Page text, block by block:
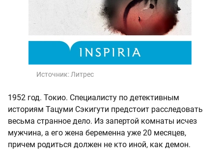
Источник: Литрес
1952 год. Токио. Специалисту по детективным
историям Тацуми Сэкигути предстоит расследовать
весьма странное дело. Из запертой комнаты исчез
мужчина, а его жена беременна уже 20 месяцев,
причем родиться должен не кто иной, как демон.